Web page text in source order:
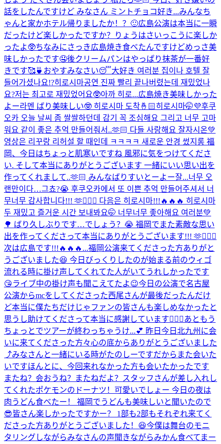
話をしたんですけど みなさん ミントチョコ好き...みんなち
ゃんと家かホテル帰りましたか！？🙂広島公演は本当に一瞬
だったけど楽しかったですか？りょうはさいっこうに楽しか
ったよ🥸ちなみにさっき広島焼き食べたんですけどめっさ美
味しかったです🤤後クリームパンはやっぱり抹茶が一番好
きです🥰🍵おやすみなさい😴大好き 여러분 집이나 호텔 잘
들어가셨나요!?히로시마공연 진짜 빨리 끝나버렸는데 재밌었나
요?저는 최고로 재밌었어요🥸아까 히로...広島焼き美味しかった
よー라멘 ばり美味しい🤓 히로시마 도착🤞🏻히로시마🤭💜후쿠
오카 오늘 날씨 좀 쌀쌀하던데 감기 꼭 조심해요 그리고 너무 고마
워요 같이 좋은 추억 만들어줘서..🫶🏻 다들 사랑해요 잘자시온💚
영상은 리꾸랑 리허설 할 때인데 ㅋㅋㅋㅋ 새로운 안경 썼지롱 福
岡、今日はちょっと肌寒いですね 風邪に気をつけてくださ
い. そして本当にありがとうございます 一緒にいい思い出を
作ってくれまして..🫶🏻 みんなばりすいとーよー잘...너무 오
랜만이다…그쵸?😭 후쿠오카에서 또 이쁜 추억 만들어주셔서 너
무너무 감사합니다!!! 🫶🙇🏻‍♂️ 다음은 히로시마!!!🔥🔥🔥 히로시마
두 재밌고 즐거운 시간 보내봐요🤭 너무너무 좋아해요 여러분💚
🌳 ばり久しぶりです…でしょう？😭 福岡でまた素敵な思い
出を作ってくださって本当にありがとうございます!!! 🫶🙇🏻‍♂️
次は広島です!!!🔥🔥🔥...福岡公演来てくださった方ありがと
うございました😆 今日びっくりしたのが始まる前のウィゴ
流れる時に掛け声してくれてた人がいてうれしかったです
😘ライブ中の掛け声も聞こえてたよ😉今日の公演で名古屋
公演からmcをしてくださった西尾さんが最後だったんだけ
ど本当に僕たちだけじゃファンの皆さんも楽しめなかったと
思うし助けてくださって本当に感謝しています🙇🏻‍♂️あともう
ちょっとでツアーが終わっちゃうけ...💕 昨日今日北九州に会
いに来てくださった方々心の底からありがとうございました
⤴︎みなさんと一緒にいる時がたのしーですだからまた会いた
いですほんとに、今回来れなかった方も会いたかったです
またね？会おうね？またねだよ？
スタッフさんが差し入れし
てくれたポケモンのドーナツ！可愛いでしょー 今日の夜は
肉うどん食べたー！ 福岡でうどんも美味しいと聞いたので
😎皆さん楽しかったですかー？ 1部も2部もそれぞれ来てく
ださった方ありがとうございました！😆今僕は舞台のモニ
タリングしながらみなさんの声聞きながらみかん食べてまー